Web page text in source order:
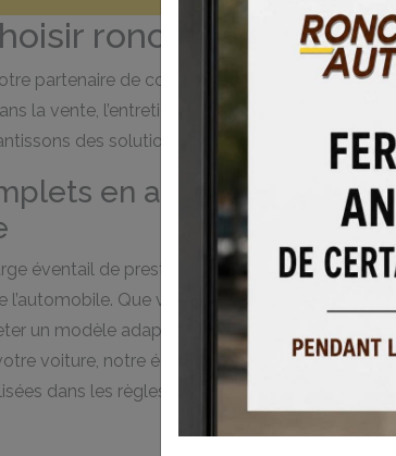
roncq automobiles
partenaire de confiance pour tous vos
la vente, l’entretien et la réparation de
des solutions efficaces et rapides.
en automobiles à
éventail de prestations pour répondre à
Que vous souhaitiez louer un
un modèle adapté à vos besoins ou assurer
voiture, notre équipe est à votre écoute. Nos
dans les règles de l’art, en privilégiant la